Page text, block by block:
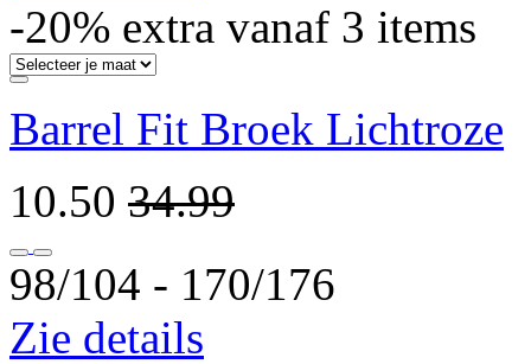
-20% extra vanaf 3 items
Barrel Fit Broek Lichtroze
10.50 34.99
98/104 ‐ 170/176
Zie details